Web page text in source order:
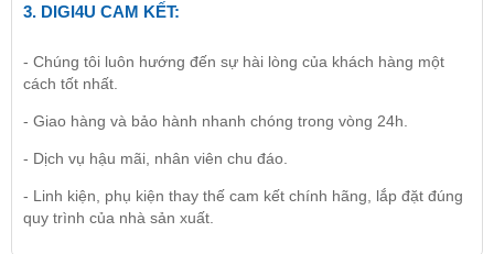
3. DIGI4U CAM KẾT:
- Chúng tôi luôn hướng đến sự hài lòng của khách hàng một
cách tốt nhất.
- Giao hàng và bảo hành nhanh chóng trong vòng 24h.
- Dịch vụ hậu mãi, nhân viên chu đáo.
- Linh kiện, phụ kiện thay thế cam kết chính hãng, lắp đặt đúng
quy trình của nhà sản xuất.